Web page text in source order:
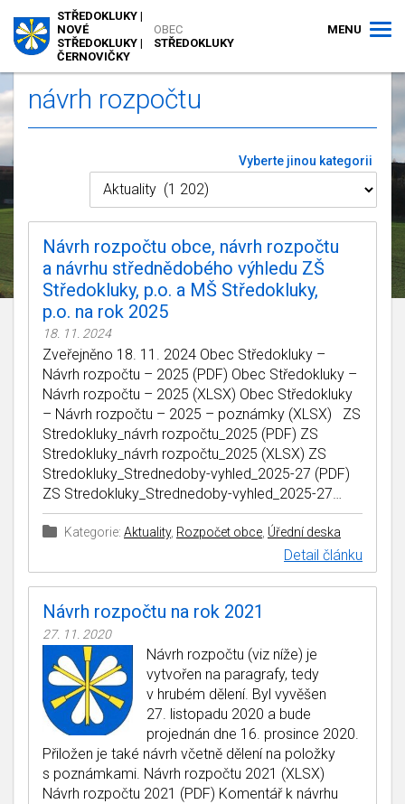
OBEC
STŘEDOKLUKY
STŘEDOKLUKY |
NOVÉ
STŘEDOKLUKY |
ČERNOVIČKY
MENU
návrh rozpočtu
Vyberte jinou kategorii
Návrh rozpočtu obce, návrh rozpočtu
a návrhu střednědobého výhledu ZŠ
Středokluky, p.o. a MŠ Středokluky,
p.o. na rok 2025
18. 11. 2024
Zveřejněno 18. 11. 2024 Obec Středokluky –
Návrh rozpočtu – 2025 (PDF) Obec Středokluky –
Návrh rozpočtu – 2025 (XLSX) Obec Středokluky
– Návrh rozpočtu – 2025 – poznámky (XLSX) ZS
Stredokluky_návrh rozpočtu_2025 (PDF) ZS
Stredokluky_návrh rozpočtu_2025 (XLSX) ZS
Stredokluky_Strednedoby-vyhled_2025-27 (PDF)
ZS Stredokluky_Strednedoby-vyhled_2025-27…
Kategorie: Aktuality, Rozpočet obce Úřední deska
Detail článku
Návrh rozpočtu na rok 2021
27. 11. 2020
Návrh rozpočtu (viz níže) je
vytvořen na paragrafy, tedy
v hrubém dělení. Byl vyvěšen
27. listopadu 2020 a bude
projednán dne 16. prosince 2020.
Přiložen je také návrh včetně dělení na položky
s poznámkami. Návrh rozpočtu 2021 (XLSX)
Návrh rozpočtu 2021 (PDF) Komentář k návrhu